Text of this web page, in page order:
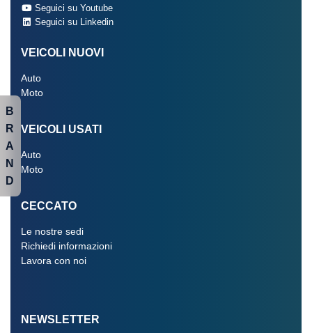
Seguici su Youtube
Seguici su Linkedin
VEICOLI NUOVI
Auto
Moto
VEICOLI USATI
Auto
Moto
CECCATO
Le nostre sedi
Richiedi informazioni
Lavora con noi
NEWSLETTER
B
R
A
N
D